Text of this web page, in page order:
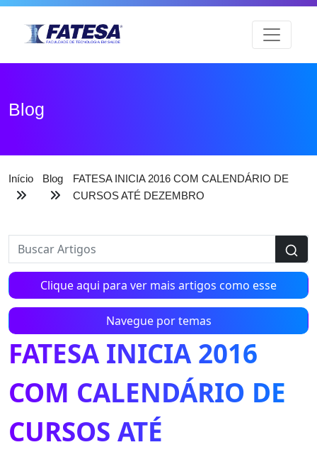
Blog
Início Blog
FATESA INICIA 2016 COM CALENDÁRIO DE
CURSOS ATÉ DEZEMBRO
Clique aqui para ver mais artigos como esse
Navegue por temas
FATESA INICIA 2016
COM CALENDÁRIO DE
CURSOS ATÉ